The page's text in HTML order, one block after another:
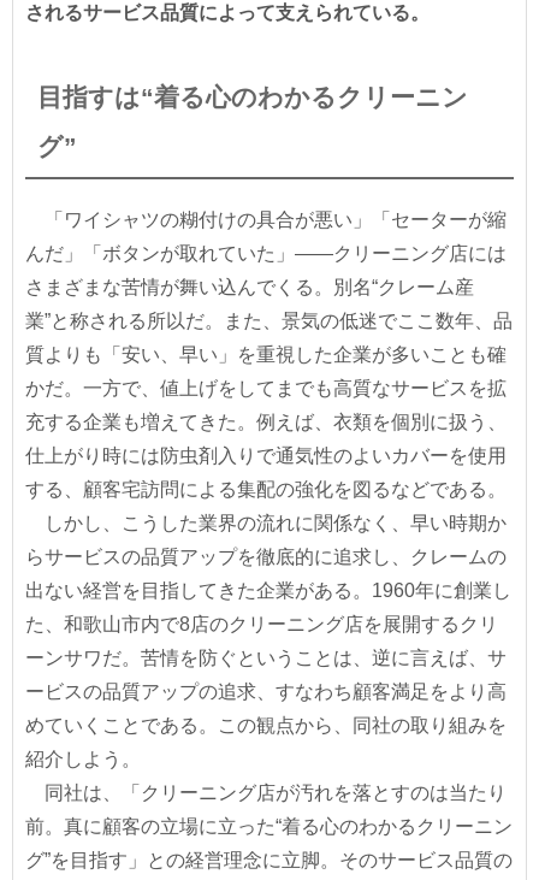
されるサービス品質によって支えられている。
目指すは“着る心のわかるクリーニン
グ”
「ワイシャツの糊付けの具合が悪い」「セーターが縮
んだ」「ボタンが取れていた」――クリーニング店には
さまざまな苦情が舞い込んでくる。別名“クレーム産
業”と称される所以だ。また、景気の低迷でここ数年、品
質よりも「安い、早い」を重視した企業が多いことも確
かだ。一方で、値上げをしてまでも高質なサービスを拡
充する企業も増えてきた。例えば、衣類を個別に扱う、
仕上がり時には防虫剤入りで通気性のよいカバーを使用
する、顧客宅訪問による集配の強化を図るなどである。
しかし、こうした業界の流れに関係なく、早い時期か
らサービスの品質アップを徹底的に追求し、クレームの
出ない経営を目指してきた企業がある。1960年に創業し
た、和歌山市内で8店のクリーニング店を展開するクリ
ーンサワだ。苦情を防ぐということは、逆に言えば、サ
ービスの品質アップの追求、すなわち顧客満足をより高
めていくことである。この観点から、同社の取り組みを
紹介しよう。
同社は、「クリーニング店が汚れを落とすのは当たり
前。真に顧客の立場に立った“着る心のわかるクリーニン
グ”を目指す」との経営理念に立脚。そのサービス品質の